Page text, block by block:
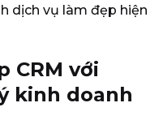
dịch vụ làm đẹp hiện
CRM với
kinh doanh